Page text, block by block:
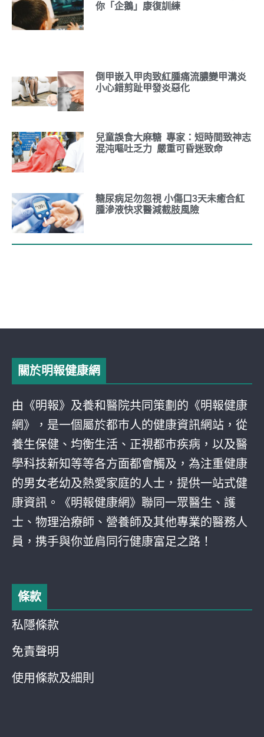
你「企鵝」康復訓練
倒甲嵌入甲肉致紅腫痛流膿變甲溝炎
小心錯剪趾甲發炎惡化
兒童誤食大麻糖 專家：短時間致神志
混沌嘔吐乏力 嚴重可昏迷致命
糖尿病足勿忽視 小傷口3天未癒合紅
腫滲液快求醫減截肢風險
關於明報健康網
由《明報》及養和醫院共同策劃的《明報健康
網》，是一個屬於都巿人的健康資訊網站，從
養生保健、均衡生活、正視都巿疾病，以及醫
學科技新知等等各方面都會觸及，為注重健康
的男女老幼及熱愛家庭的人士，提供一站式健
康資訊。《明報健康網》聯同一眾醫生、護
士、物理治療師、營養師及其他專業的醫務人
員，携手與你並肩同行健康富足之路！
條款
私隱條款
免責聲明
使用條款及細則